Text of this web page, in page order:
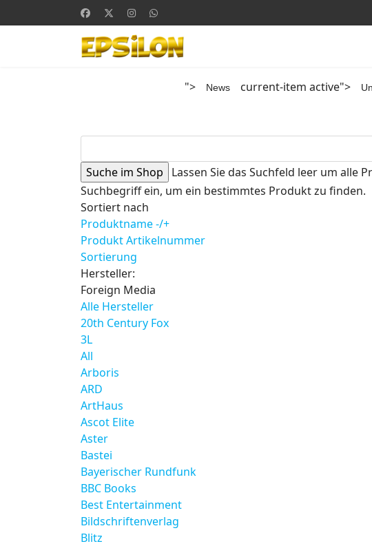
"> News current-item active">
Lassen Sie das Suchfeld leer um alle
Suchbegriff ein, um ein bestimmtes Produkt zu finden.
Sortiert nach
Produktname -/+
Produkt Artikelnummer
Sortierung
Hersteller:
Foreign Media
Alle Hersteller
20th Century Fox
3L
All
Arboris
ARD
ArtHaus
Ascot Elite
Aster
Bastei
Bayerischer Rundfunk
BBC Books
Best Entertainment
Bildschriftenverlag
Blitz